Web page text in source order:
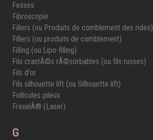
Fesses
Fibroscopie
Fillers (ou Produits de comblement des rides)
Fillers (ou produits de comblement)
Filling (ou Lipo-filling)
Fils crantÃ©s rÃ©sorbables (ou fils russes)
Fils d'or
Fils silhouette lift (ou Silhouette lift)
Follicules pileux
FraxelÂ® (Laser)
G